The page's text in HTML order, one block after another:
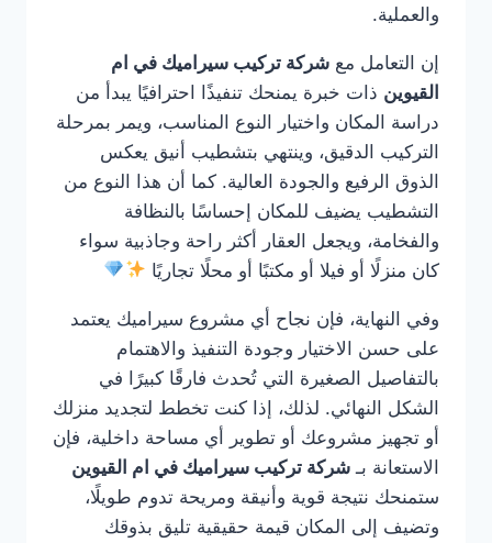
والعملية.
إن التعامل مع شركة تركيب سيراميك في ام
القيوين ذات خبرة يمنحك تنفيذًا احترافيًا يبدأ من
دراسة المكان واختيار النوع المناسب، ويمر بمرحلة
التركيب الدقيق، وينتهي بتشطيب أنيق يعكس
الذوق الرفيع والجودة العالية. كما أن هذا النوع من
التشطيب يضيف للمكان إحساسًا بالنظافة
والفخامة، ويجعل العقار أكثر راحة وجاذبية سواء
كان منزلًا أو فيلا أو مكتبًا أو محلًا تجاريًا
وفي النهاية، فإن نجاح أي مشروع سيراميك يعتمد
على حسن الاختيار وجودة التنفيذ والاهتمام
بالتفاصيل الصغيرة التي تُحدث فارقًا كبيرًا في
الشكل النهائي. لذلك، إذا كنت تخطط لتجديد منزلك
أو تجهيز مشروعك أو تطوير أي مساحة داخلية، فإن
الاستعانة بـ شركة تركيب سيراميك في ام القيوين
ستمنحك نتيجة قوية وأنيقة ومريحة تدوم طويلًا،
وتضيف إلى المكان قيمة حقيقية تليق بذوقك